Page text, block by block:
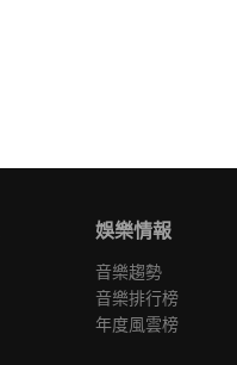
娛樂情報
音樂趨勢
音樂排行榜
年度風雲榜